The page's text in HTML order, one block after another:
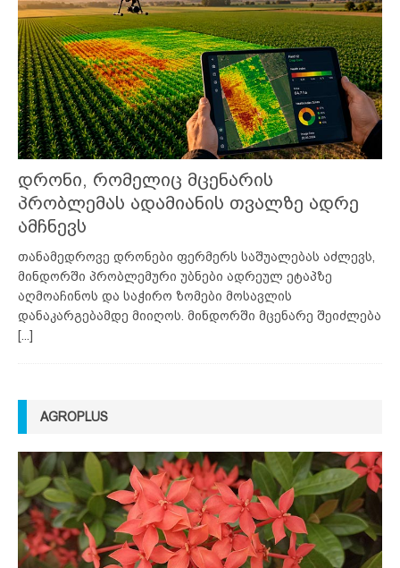
დრონი, რომელიც მცენარის
პრობლემას ადამიანის თვალზე ადრე
ამჩნევს
თანამედროვე დრონები ფერმერს საშუალებას აძლევს,
მინდორში პრობლემური უბნები ადრეულ ეტაპზე
აღმოაჩინოს და საჭირო ზომები მოსავლის
დანაკარგებამდე მიიღოს. მინდორში მცენარე შეიძლება
[...]
AGROPLUS